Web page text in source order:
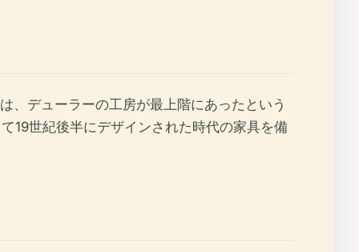
、デューラーの工房が最上階にあったという
19世紀後半にデザインされた時代の家具を備